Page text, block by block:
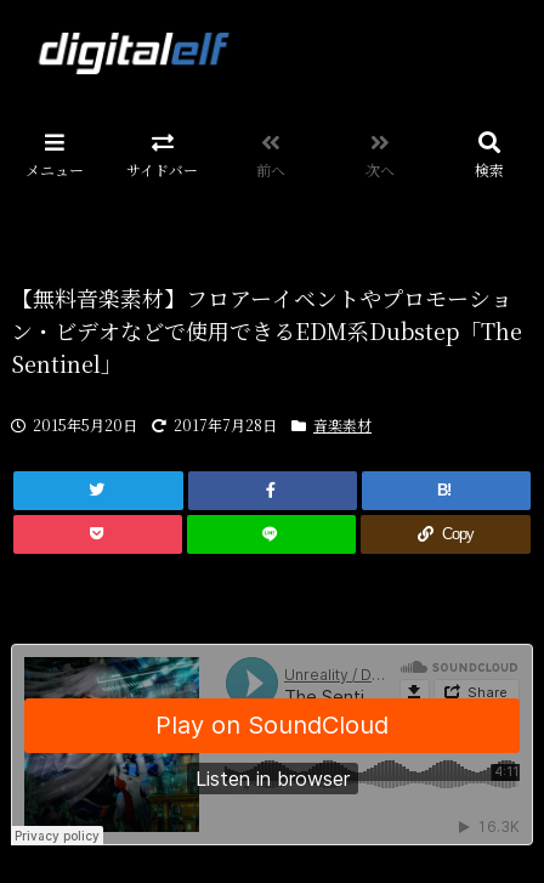
メニュー サイドバー 前へ 次へ 検索
【無料音楽素材】フロアーイベントやプロモーショ
ン・ビデオなどで使用できるEDM系Dubstep「The
Sentinel」
2015年5月20日 2017年7月28日 音楽素材
B!
Copy